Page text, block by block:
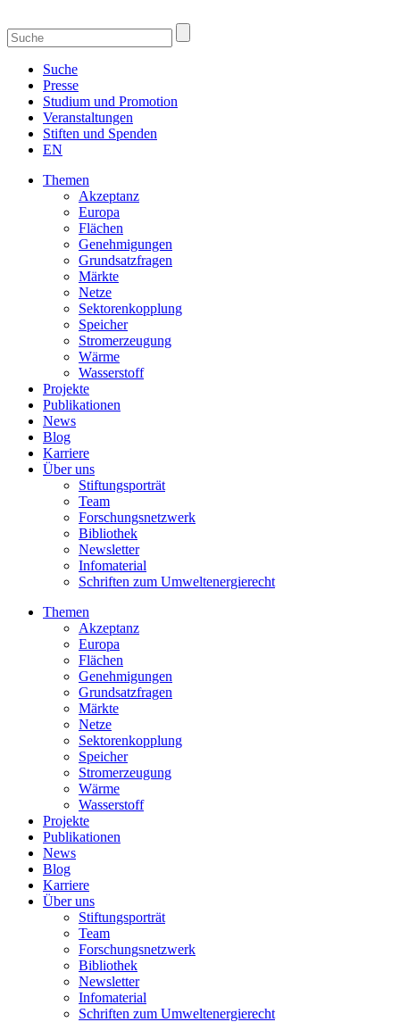
Suche
Presse
Studium und Promotion
Veranstaltungen
Stiften und Spenden
EN
Themen
Akzeptanz
Europa
Flächen
Genehmigungen
Grundsatzfragen
Märkte
Netze
Sektorenkopplung
Speicher
Stromerzeugung
Wärme
Wasserstoff
Projekte
Publikationen
News
Blog
Karriere
Über uns
Stiftungsporträt
Team
Forschungsnetzwerk
Bibliothek
Newsletter
Infomaterial
Schriften zum Umweltenergierecht
Themen
Akzeptanz
Europa
Flächen
Genehmigungen
Grundsatzfragen
Märkte
Netze
Sektorenkopplung
Speicher
Stromerzeugung
Wärme
Wasserstoff
Projekte
Publikationen
News
Blog
Karriere
Über uns
Stiftungsporträt
Team
Forschungsnetzwerk
Bibliothek
Newsletter
Infomaterial
Schriften zum Umweltenergierecht